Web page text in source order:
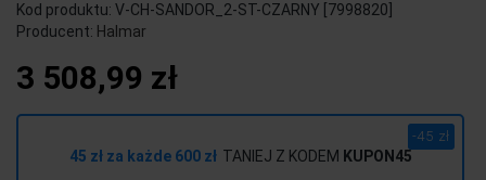
Kod produktu: V-CH-SANDOR_2-ST-CZARNY [7998820]
Producent: Halmar
3 508,99 zł
45 zł za każde 600 zł TANIEJ Z KODEM KUPON45
-45 zł